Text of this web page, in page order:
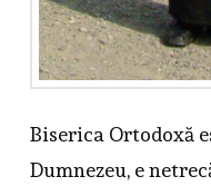
Biserica Ortodoxă
Dumnezeu, e